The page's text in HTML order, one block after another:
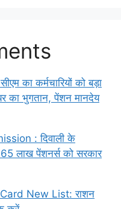
का कर्मचारियों को बड़ा
का भुगतान, पेंशन मानदेय
: दिवाली के
लाख पेंशनर्स को सरकार
New List: राशन